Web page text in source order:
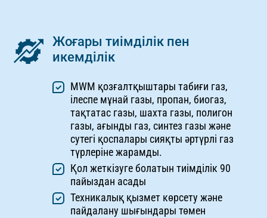
Жоғары тиімділік пен
икемділік
MWM қозғалтқыштары табиғи газ,
ілеспе мұнай газы, пропан, биогаз,
тақтатас газы, шахта газы, полигон
газы, ағынды газ, синтез газы және
сутегі қоспалары сияқты әртүрлі газ
түрлеріне жарамды.
Қол жеткізуге болатын тиімділік 90
пайыздан асады
Техникалық қызмет көрсету және
пайдалану шығындары төмен